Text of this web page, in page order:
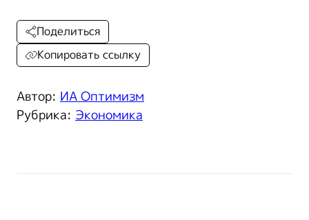
Автор: ИА Оптимизм
Рубрика: Экономика
Поделиться
Копировать ссылку